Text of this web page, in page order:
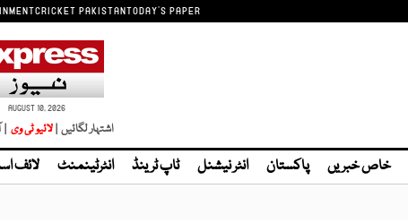
CRICKET PAKISTANTODAY'S PAPER
AUGUST 10, 2026
اشتہار لگائیں | |
خاص خبریں پاکستان انٹر نیشنل ٹاپ ٹرینڈ انٹرٹینمنٹ لائف